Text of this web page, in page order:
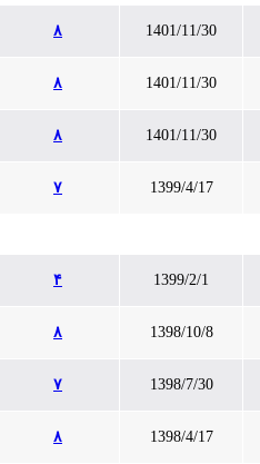
1401/11/30
1401/11/30
1401/11/30
1399/4/17
1399/2/1
1398/10/8
1398/7/30
1398/4/17